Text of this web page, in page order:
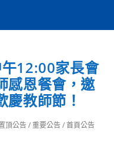
12:00家長會
感恩餐會，邀
教師節！
頂公告 / 重要公告 / 首頁公告